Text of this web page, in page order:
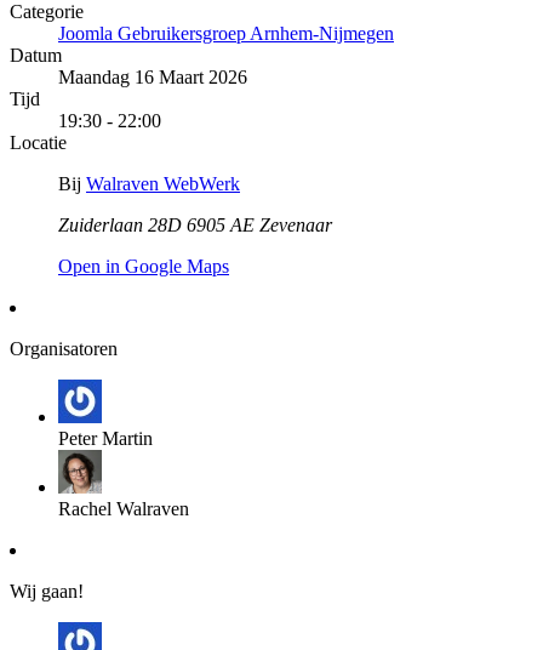
Categorie
Joomla Gebruikersgroep Arnhem-Nijmegen
Datum
Maandag 16 Maart 2026
Tijd
19:30 - 22:00
Locatie
Bij Walraven WebWerk
Zuiderlaan 28D 6905 AE Zevenaar
Open in Google Maps
Organisatoren
Peter Martin
Rachel Walraven
Wij gaan!